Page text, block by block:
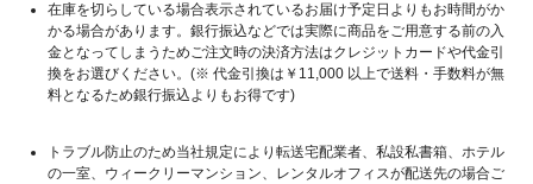
在庫を切らしている場合表示されているお届け予定日よりもお時間がか
かる場合があります。銀行振込などでは実際に商品をご用意する前の入
金となってしまうためご注文時の決済方法はクレジットカードや代金引
換をお選びください。(※ 代金引換は￥11,000 以上で送料・手数料が無
料となるため銀行振込よりもお得です)
トラブル防止のため当社規定により転送宅配業者、私設私書箱、ホテル
の一室、ウィークリーマンション、レンタルオフィスが配送先の場合ご